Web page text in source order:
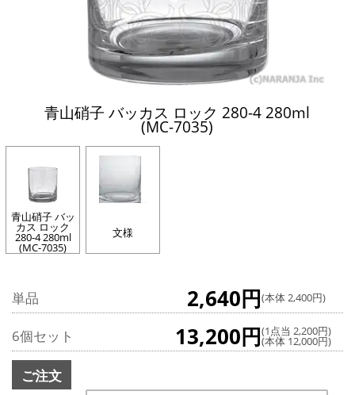
青山硝子 バッカス ロック 280-4 280ml
(MC-7035)
青山硝子 バッ
カス ロック
280-4 280ml
(MC-7035)
文様
単品 2,640円(本体 2,400円)
6個セット 13,200円(1点当 2,200円)
(本体 12,000円)
ご注文